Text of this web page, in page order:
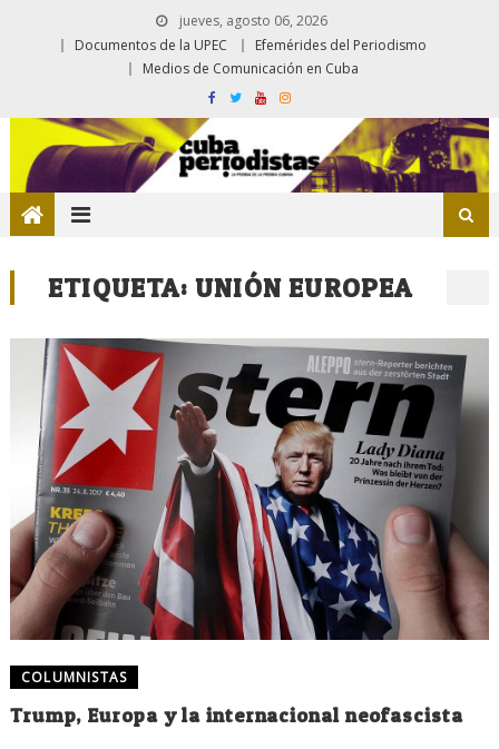
jueves, agosto 06, 2026
Documentos de la UPEC
Efemérides del Periodismo
Medios de Comunicación en Cuba
ETIQUETA: UNIÓN EUROPEA
COLUMNISTAS
Trump, Europa y la internacional neofascista